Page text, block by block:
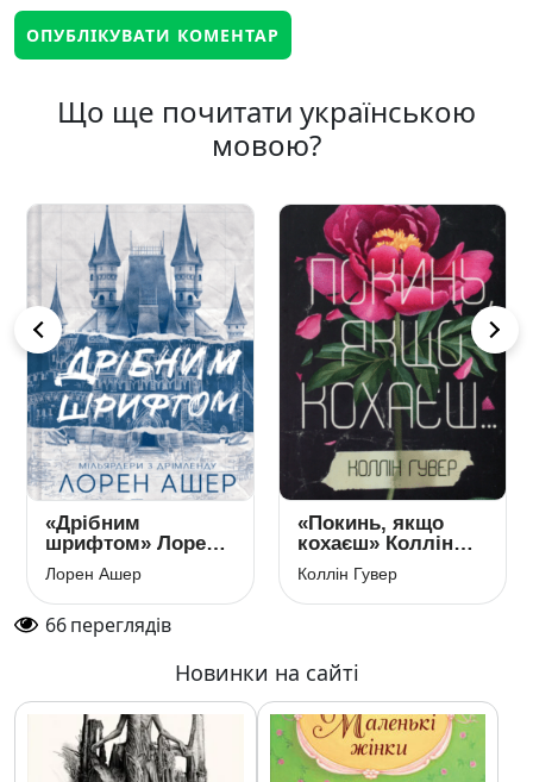
Що ще почитати українською
мовою?
«Дрібним
шрифтом» Лорен
Ашер
Лорен Ашер
«Покинь, якщо
кохаєш» Коллін
Гувер
Коллін Гувер
66переглядів
Новинки на сайті